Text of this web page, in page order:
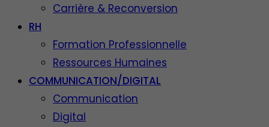
Carrière & Reconversion
RH
Formation Professionnelle
Ressources Humaines
COMMUNICATION/DIGITAL
Communication
Digital